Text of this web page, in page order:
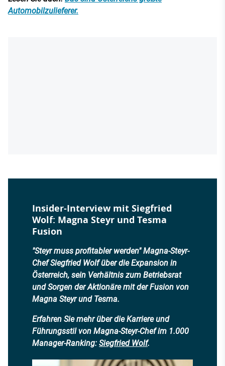
Automobilzulieferer.
Insider-Interview mit Siegfried
Wolf: Magna Steyr und Tesma
Fusion
"Steyr muss profitabler werden" Magna-Steyr-
Chef Siegfried Wolf über die Expansion in
Österreich, sein Verhältnis zum Betriebsrat
und Sorgen der Aktionäre mit der Fusion von
Magna Steyr und Tesma.
Erfahren Sie mehr über die Karriere und
Führungsstil von Magna-Steyr-Chef im 1.000
Manager-Ranking: Siegfried Wolf.